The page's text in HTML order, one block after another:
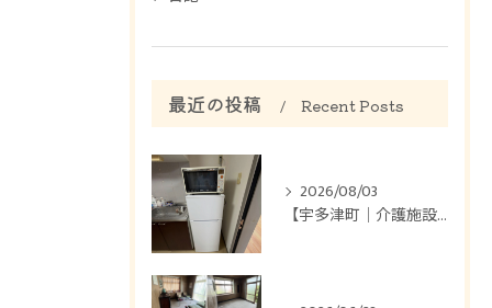
最近の投稿 Recent Posts
2026/08/03
【宇多津町｜介護施設のお部屋片付け】